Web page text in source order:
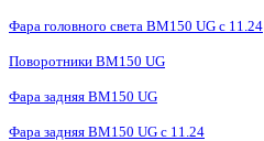
Фара головного света BM150 UG c 11.24
Поворотники BM150 UG
Фара задняя BM150 UG
Фара задняя BM150 UG с 11.24